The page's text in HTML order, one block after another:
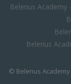
Belenus Academy
Belenus
© Belenus